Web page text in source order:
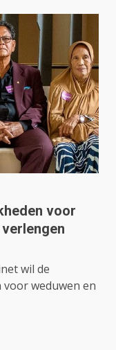
voor
wil de
weduwen en